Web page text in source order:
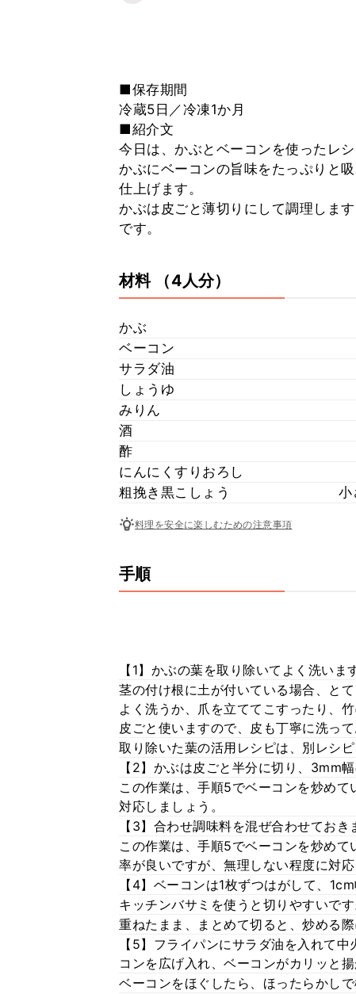
■保存期間
冷蔵5日／冷凍1か月
■紹介文
今日は、かぶとベーコンを使ったレシ
かぶにベーコンの旨味をたっぷりと
仕上げます。
かぶは皮ごと薄切りにして調理しま
です。
材料 （4人分）
かぶ
ベーコン
サラダ油
しょうゆ
みりん
酒
酢
にんにくすりおろし
粗挽き黒こしょう
小
料理を安全に楽しむための注意事項
手順
【1】かぶの葉を取り除いてよく洗います
茎の付け根に土が付いている場合、と
よく洗うか、爪を立ててこすったり、
皮ごと使いますので、皮も丁寧に洗って
取り除いた葉の活用レシピは、別レシピ
【2】かぶは皮ごと半分に切り、3mm
この作業は、手順5でベーコンを炒め
対応しましょう。
【3】合わせ調味料を混ぜ合わせておき
この作業は、手順5でベーコンを炒め
率が良いですが、無理しない程度に対応
【4】ベーコンは1枚ずつはがして、
キッチンバサミを使うと切りやすいです
重ねたまま、まとめて切ると、炒める
【5】フライパンにサラダ油を入れて
コンを広げ入れ、ベーコンがカリッと
ベーコンをほぐしたら、ほったらかしで